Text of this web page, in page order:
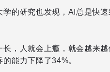
学的研究也发现，AI总是快
长，人就会上瘾，就会越来
的能力下降了34%。